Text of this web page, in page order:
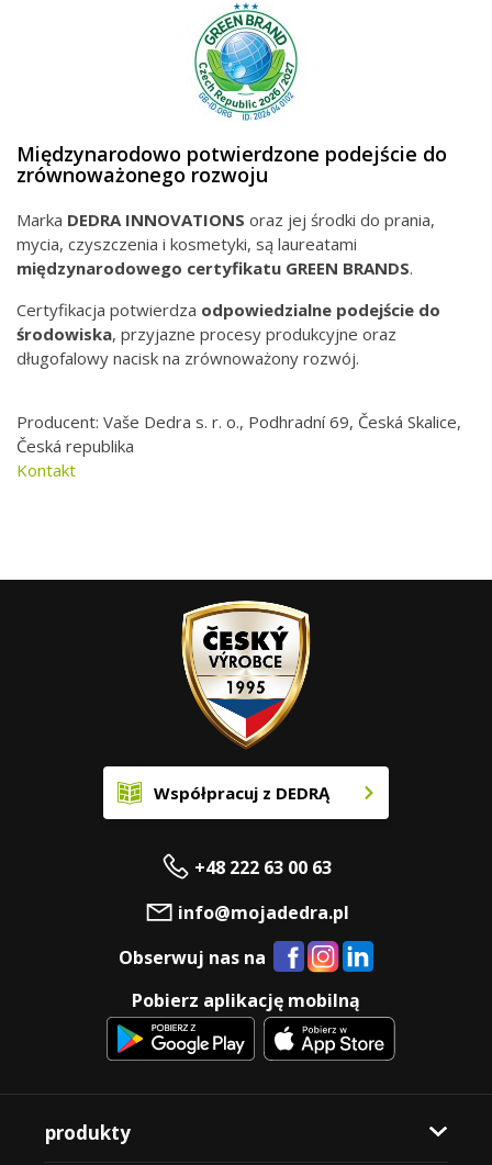
Międzynarodowo potwierdzone podejście do
zrównoważonego rozwoju
Marka DEDRA INNOVATIONS oraz jej środki do prania,
mycia, czyszczenia i kosmetyki, są laureatami
międzynarodowego certyfikatu GREEN BRANDS.
Certyfikacja potwierdza odpowiedzialne podejście do
środowiska, przyjazne procesy produkcyjne oraz
długofalowy nacisk na zrównoważony rozwój.
Producent: Vaše Dedra s. r. o., Podhradní 69, Česká Skalice,
Česká republika
Kontakt
Współpracuj z DEDRĄ
+48 222 63 00 63
info@mojadedra.pl
Obserwuj nas na
Pobierz aplikację mobilną
produkty